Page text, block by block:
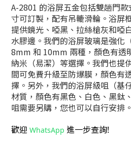
A-2801 的浴屏五金包括雙趟門
寸可訂製，配有吊轆滑輪。浴屏
提供鏡光、啞黑、拉絲槍灰和啞
水膠邊。我們的浴屏玻璃是強化
8mm 和 10mm 兩種，顏色有透
納米（易潔）等選擇。我們也提
間可免費升級至防爆膜，顏色有
擇。另外，我們的浴屏級咀（基
材質，顏色有黑色、白色、黑鈦
咀需要另購，您也可以自行安排。
歡迎 WhatsApp 進一步查詢!